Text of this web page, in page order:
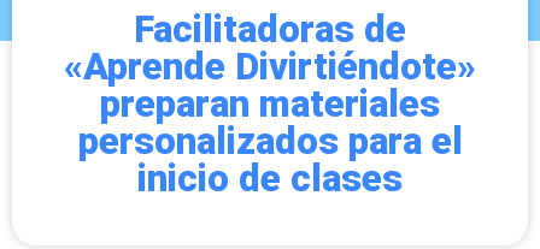
Facilitadoras de
«Aprende Divirtiéndote»
preparan materiales
personalizados para el
inicio de clases